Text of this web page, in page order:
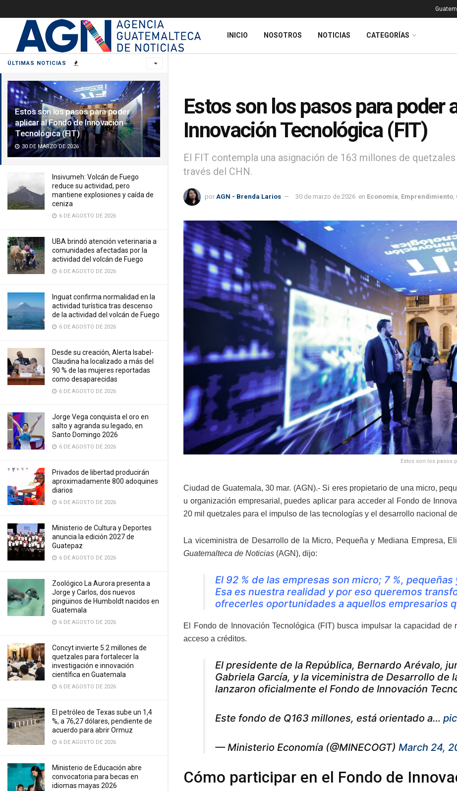
ÚLTIMAS NOTICIAS
Estos son los pasos para poder
aplicar al Fondo de Innovación
Tecnológica (FIT)
30 DE MARZO DE 2026
Insivumeh: Volcán de Fuego
reduce su actividad, pero
mantiene explosiones y caída de
ceniza
6 DE AGOSTO DE 2026
UBA brindó atención veterinaria a
comunidades afectadas por la
actividad del volcán de Fuego
6 DE AGOSTO DE 2026
Inguat confirma normalidad en la
actividad turística tras descenso
de la actividad del volcán de Fuego
6 DE AGOSTO DE 2026
Desde su creación, Alerta Isabel-
Claudina ha localizado a más del
90 % de las mujeres reportadas
como desaparecidas
6 DE AGOSTO DE 2026
Jorge Vega conquista el oro en
salto y agranda su legado, en
Santo Domingo 2026
6 DE AGOSTO DE 2026
Privados de libertad producirán
aproximadamente 800 adoquines
diarios
6 DE AGOSTO DE 2026
Ministerio de Cultura y Deportes
anuncia la edición 2027 de
Guatepaz
6 DE AGOSTO DE 2026
Zoológico La Aurora presenta a
Jorge y Carlos, dos nuevos
pingüinos de Humboldt nacidos en
Guatemala
6 DE AGOSTO DE 2026
Concyt invierte 5.2 millones de
quetzales para fortalecer la
investigación e innovación
científica en Guatemala
6 DE AGOSTO DE 2026
El petróleo de Texas sube un 1,4
%, a 76,27 dólares, pendiente de
acuerdo para abrir Ormuz
6 DE AGOSTO DE 2026
Ministerio de Educación abre
convocatoria para becas en
idiomas mayas 2026
INICIO NOSOTROS NOTICIAS CATEGORÍAS
Estos son los pasos para poder
Innovación Tecnológica (FIT)
El FIT contempla una asignación de 163 millones de
través del CHN.
por AGN - Brenda Larios 30 de marzo de 2026 en Economía Emprendimiento
Estos son los pasos
Ciudad de Guatemala, 30 mar. (AGN).- Si eres propietario de una micro,
u organización empresarial, puedes aplicar para acceder al Fondo de
20 mil quetzales para el impulso de las tecnologías y el desarrollo nacional
La viceministra de Desarrollo de la Micro, Pequeña y Mediana Empresa,
Guatemalteca de Noticias (AGN), dijo:
El 92 % de las empresas son micro; 7 %,
Esa es nuestra realidad y por eso queremos
ofrecerles oportunidades a aquellos empresarios
El Fondo de Innovación Tecnológica (FIT) busca impulsar la capacidad
acceso a créditos.
El presidente de la República, Bernardo Arévalo,
Gabriela García, y la viceministra de Desarrollo de
lanzaron oficialmente el Fondo de Innovación
Este fondo de Q163 millones, está orientado a…
— Ministerio Economía (@MINECOGT) March 24,
Cómo participar en el Fondo de